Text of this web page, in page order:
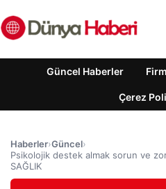
Güncel Haberler
Çerez
Haberler›Güncel›
Psikolojik destek almak sorun ve
SAĞLIK